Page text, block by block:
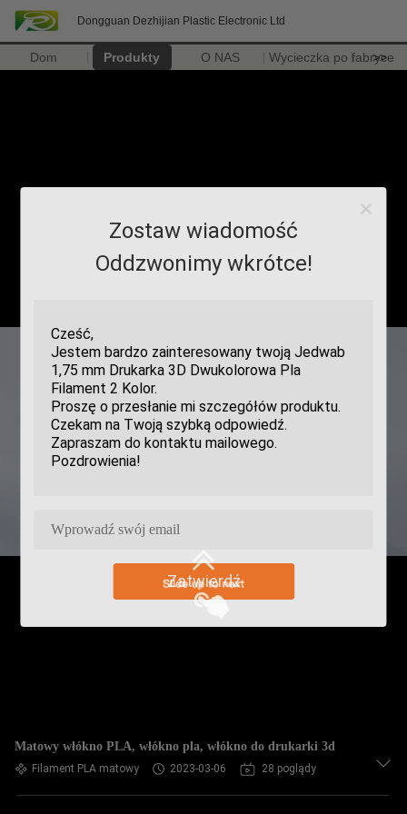
Dongguan Dezhijian Plastic Electronic Ltd
Dom Produkty O NAS Wycieczka po fabryce
>>
Zostaw wiadomość
Oddzwonimy wkrótce!
Zatwierdź
Matowy włókno PLA, włókno pla, włókno do drukarki 3d
Filament PLA matowy 2023-03-06 28 poglądy